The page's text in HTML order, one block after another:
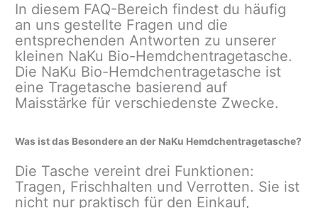
In diesem FAQ-Bereich findest du häufig
an uns gestellte Fragen und die
entsprechenden Antworten zu unserer
kleinen NaKu Bio-Hemdchentragetasche.
Die NaKu Bio-Hemdchentragetasche ist
eine Tragetasche basierend auf
Maisstärke für verschiedenste Zwecke.
Was ist das Besondere an der NaKu Hemdchentragetasche?
Die Tasche vereint drei Funktionen:
Tragen, Frischhalten und Verrotten. Sie ist
nicht nur praktisch für den Einkauf,